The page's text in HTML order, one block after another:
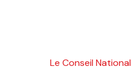
Le Conseil National